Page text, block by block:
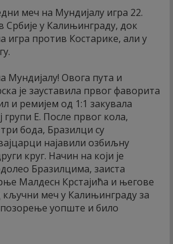
меч на Мундијалу игра 22.
у Калињинграду, док
игра против Костарике, али у
Мундијалу! Овога пута и
је зауставила првог фаворита
и ремијем од 1:1 закувала
групи Е. После првог кола,
три бода, Бразилци су
најавили озбиљну
круг. Начин на који је
Бразилцима, заиста
Малдесн Крстајића и његове
меч у Калињинграду за
уопште и било